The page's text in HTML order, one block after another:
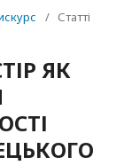
/ Статті
ЯК